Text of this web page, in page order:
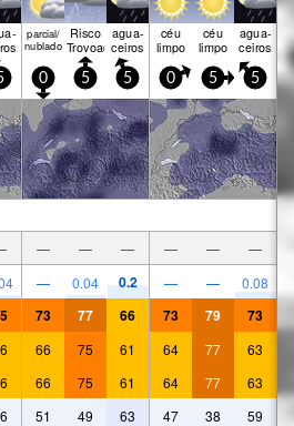
parcial/
nublado
Risco
Trovoada
agua­
ceiros
céu
limpo
céu
limpo
agua­
ceiros
0 5 5 0 5 5
— — — — — —
— 0.04 0.2 — — 0.08
73 77 66 73 79 73
66 75 61 64 77 63
66 75 61 64 77 63
51 49 63 47 38 59